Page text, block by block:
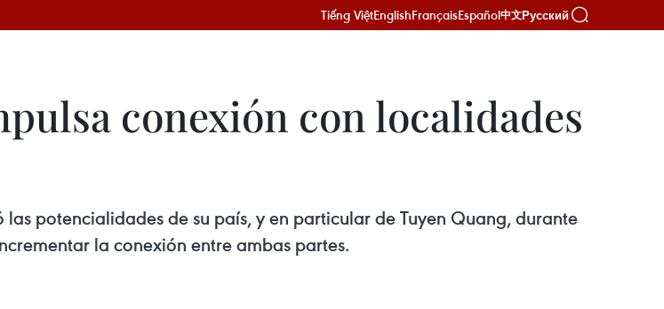
Tiếng ViệtEnglishFrançaisEspañol中文Русский
conexión con localidades
potencialidades de su país, y en particular de Tuyen Quang, durante
la conexión entre ambas partes.